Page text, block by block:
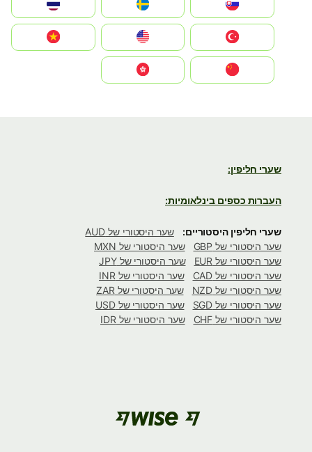
Slovensko
United States
Vietnam
שערי חליפין:
העברות כספים בינלאומיות:
שערי חליפין היסטוריים:
שער היסטורי של AUD
שער היסטורי של GBP
שער היסטורי של MXN
שער היסטורי של EUR
שער היסטורי של JPY
שער היסטורי של CAD
שער היסטורי של INR
שער היסטורי של NZD
שער היסטורי של ZAR
שער היסטורי של SGD
שער היסטורי של USD
שער היסטורי של CHF
שער היסטורי של IDR